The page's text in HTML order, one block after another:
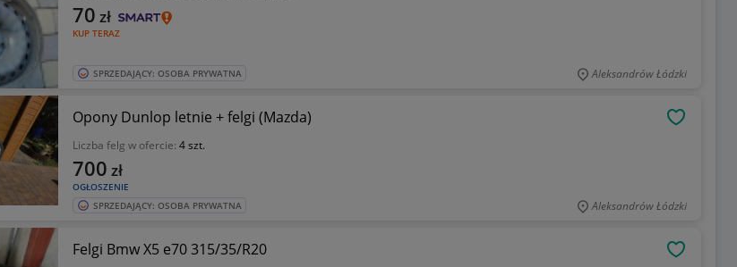
KUP TERAZ
70 zł
SPRZEDAJĄCY: OSOBA PRYWATNA Aleksandrów Łódzki
Opony Dunlop letnie + felgi (Mazda)
Liczba felg w ofercie: 4 szt.
OGŁOSZENIE
700 zł
SPRZEDAJĄCY: OSOBA PRYWATNA Aleksandrów Łódzki
Felgi Bmw X5 e70 315/35/R20